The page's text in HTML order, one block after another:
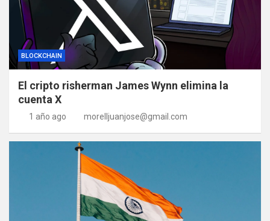
BLOCKCHAIN
El cripto risherman James Wynn elimina la
cuenta X
1 año ago morelljuanjose@gmail.com